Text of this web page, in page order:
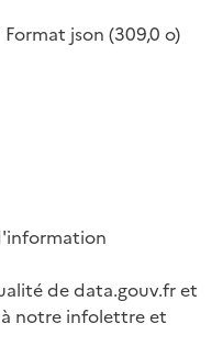
Format json (309,0 o)
de data.gouv.fr et
à notre infolettre et